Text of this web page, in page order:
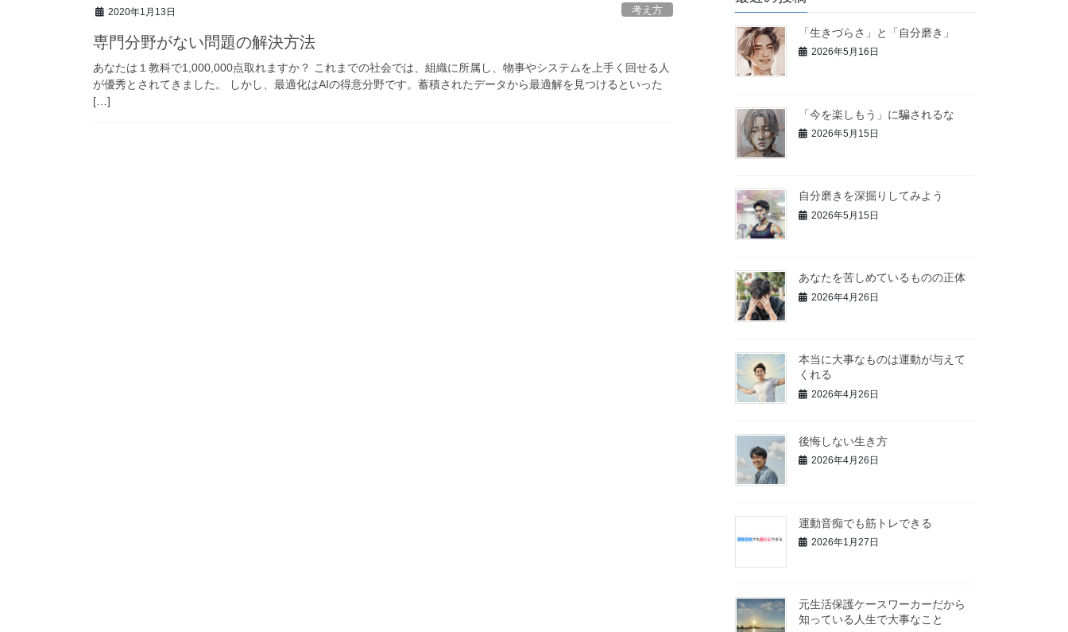
2020年1月13日 考え方
専門分野がない問題の解決方法
あなたは１教科で1,000,000点取れますか？ これまでの社会では、組織に所属し、物事やシステムを上手く回せる人
が優秀とされてきました。 しかし、最適化はAIの得意分野です。蓄積されたデータから最適解を見つけるといった
[…]
「生きづらさ」と「自分磨き」
2026年5月16日
「今を楽しもう」に騙されるな
2026年5月15日
自分磨きを深掘りしてみよう
2026年5月15日
あなたを苦しめているものの正体
2026年4月26日
本当に大事なものは運動が与えて
くれる
2026年4月26日
後悔しない生き方
2026年4月26日
運動音痴でも筋トレできる
2026年1月27日
元生活保護ケースワーカーだから
知っている人生で大事なこと